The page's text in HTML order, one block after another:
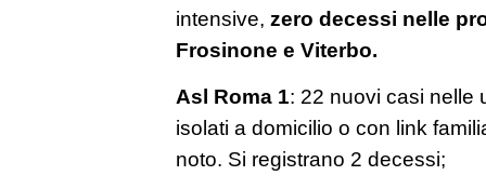
intensive, zero decessi nelle
Frosinone e Viterbo.
Asl Roma 1: 22 nuovi casi nelle
isolati a domicilio o con link
noto. Si registrano 2 decessi;